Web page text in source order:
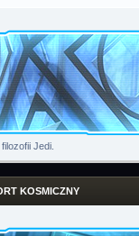
Jedi.
KOSMICZNY